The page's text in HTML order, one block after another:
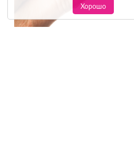
Хорошо